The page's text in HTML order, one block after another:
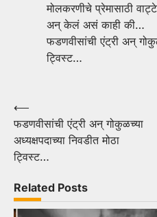
मोलकरणीचे प्रेमासाठी
अन् केलं असं काही की…
फडणवीसांची एंट्री अन्
ट्विस्ट…
Post
navigation
⟵
फडणवीसांची एंट्री अन् गोकुळच्या
अध्यक्षपदाच्या निवडीत मोठा
ट्विस्ट…
Related Posts